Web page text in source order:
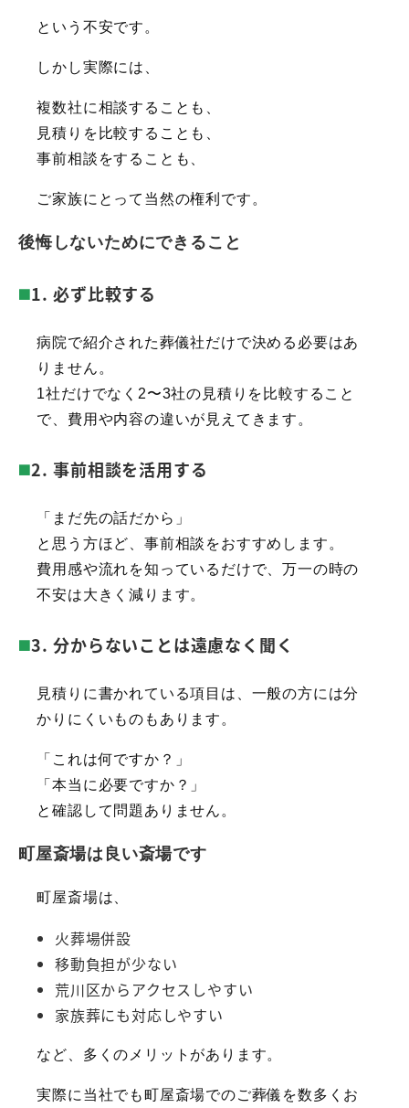
という不安です。
しかし実際には、
複数社に相談することも、
見積りを比較することも、
事前相談をすることも、
ご家族にとって当然の権利です。
後悔しないためにできること
1. 必ず比較する
病院で紹介された葬儀社だけで決める必要はあ
りません。
1社だけでなく2〜3社の見積りを比較すること
で、費用や内容の違いが見えてきます。
2. 事前相談を活用する
「まだ先の話だから」
と思う方ほど、事前相談をおすすめします。
費用感や流れを知っているだけで、万一の時の
不安は大きく減ります。
3. 分からないことは遠慮なく聞く
見積りに書かれている項目は、一般の方には分
かりにくいものもあります。
「これは何ですか？」
「本当に必要ですか？」
と確認して問題ありません。
町屋斎場は良い斎場です
町屋斎場は、
火葬場併設
移動負担が少ない
荒川区からアクセスしやすい
家族葬にも対応しやすい
など、多くのメリットがあります。
実際に当社でも町屋斎場でのご葬儀を数多くお